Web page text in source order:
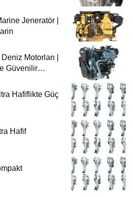
Jeneratör |
Motorları |
Güvenilir
Hafiflikte Güç
Hafif